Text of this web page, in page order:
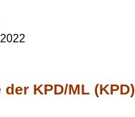
KPD/ML (KPD)